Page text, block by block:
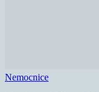
Nemocnice